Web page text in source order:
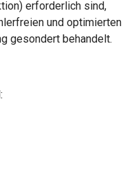
erforderlich sind,
und optimierten
gesondert behandelt.